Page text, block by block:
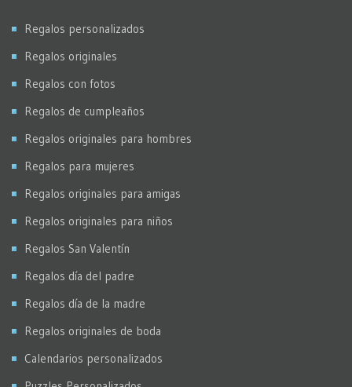
Regalos personalizados
Regalos originales
Regalos con fotos
Regalos de cumpleaños
Regalos originales para hombres
Regalos para mujeres
Regalos originales para amigas
Regalos originales para niños
Regalos San Valentín
Regalos día del padre
Regalos día de la madre
Regalos originales de boda
Calendarios personalizados